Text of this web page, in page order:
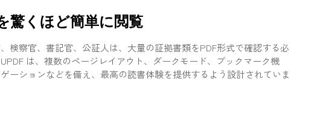
驚くほど簡単に閲覧
検察官、書記官、公証人は、大量の証拠書類をPDF形式で確認する必
は、複数のページレイアウト、ダークモード、ブックマーク機
ーションなどを備え、最高の読書体験を提供するよう設計されていま